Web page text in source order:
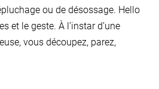
ou de désossage. Hello
et le geste. À l’instar d’une
vous découpez, parez,